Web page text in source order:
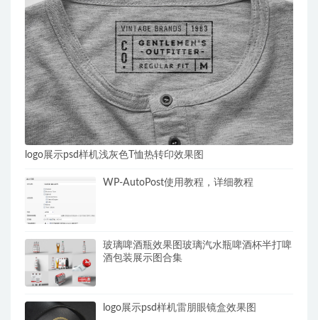
logo展示psd样机浅灰色T恤热转印效果图
WP-AutoPost使用教程，详细教程
玻璃啤酒瓶效果图玻璃汽水瓶啤酒杯半打啤
酒包装展示图合集
logo展示psd样机雷朋眼镜盒效果图